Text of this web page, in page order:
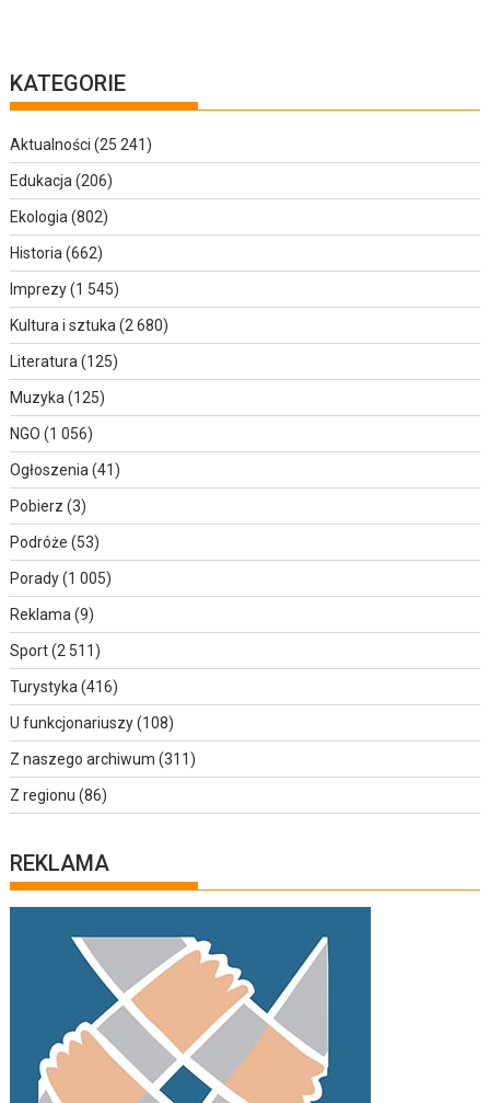
KATEGORIE
Aktualności (25 241)
Edukacja (206)
Ekologia (802)
Historia (662)
Imprezy(1 545)
Kultura i sztuka (2 680)
Literatura (125)
Muzyka (125)
NGO (1 056)
Ogłoszenia (41)
Pobierz (3)
Podróże (53)
Porady(1 005)
Reklama (9)
Sport(2 511)
Turystyka (416)
U funkcjonariuszy(108)
Z naszego archiwum (311)
Z regionu (86)
REKLAMA